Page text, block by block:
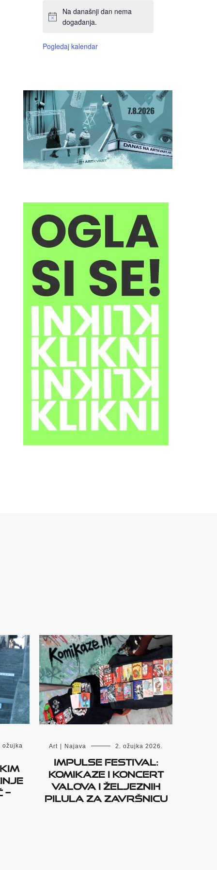
Na današnji dan nema
događanja.
Pogledaj kalendar
ožujka
–
Art | Najava 2. ožujka 2026.
Impulse Festival:
Komikaze i koncert
Valova i Željeznih
pilula za završnicu